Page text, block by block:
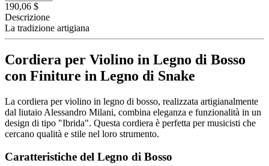
190,06 $
Descrizione
La tradizione artigiana
Cordiera per Violino in Legno di Bosso
con Finiture in Legno di Snake
La cordiera per violino in legno di bosso, realizzata artigianalmente
dal liutaio Alessandro Milani, combina eleganza e funzionalità in un
design di tipo "Ibrida". Questa cordiera è perfetta per musicisti che
cercano qualità e stile nel loro strumento.
Caratteristiche del Legno di Bosso